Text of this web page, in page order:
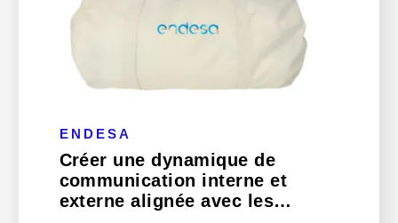
ENDESA
Créer une dynamique de
communication interne et
externe alignée avec les